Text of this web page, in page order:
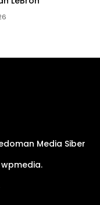
Media Siber